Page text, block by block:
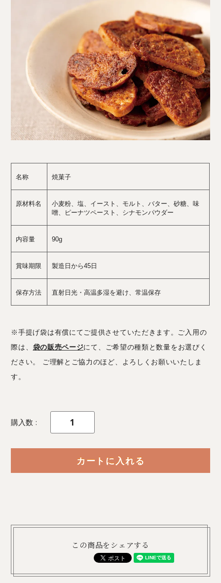
名称 焼菓子
原材料名
小麦粉、塩、イースト、モルト、バター、砂糖、味
噌、ピーナツペースト、シナモンパウダー
内容量 90g
賞味期限 製造日から45日
保存方法 直射日光・高温多湿を避け、常温保存
※手提げ袋は有償にてご提供させていただきます。ご入用の
際は、 袋の販売ページにて、ご希望の種類と数量をお選びく
ださい。 ご理解とご協力のほど、よろしくお願いいたしま
す。
購入数
この商品をシェアする